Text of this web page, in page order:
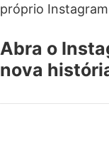
próprio
Abra o
nova